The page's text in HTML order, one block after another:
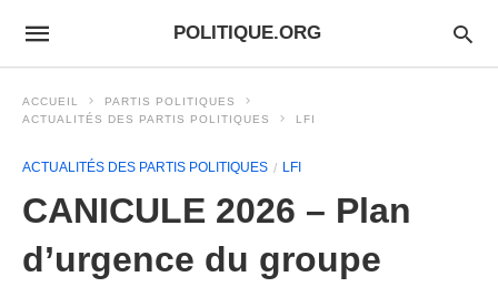
POLITIQUE.ORG
ACCUEIL
PARTIS POLITIQUES
ACTUALITÉS DES PARTIS POLITIQUES
LFI
ACTUALITÉS DES PARTIS POLITIQUES LFI
CANICULE 2026 – Plan
d’urgence du groupe